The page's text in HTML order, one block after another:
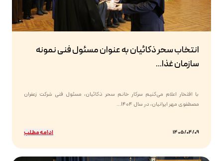
انتخاب سحر ذکائیان به عنوان مسئول فنی نمونه
سازمان غذا...
با افتخار اعلام می‌کنیم سرکار خانم سحر ذکائیان، مسئول فنی شرکت زعفران
مصطفوی مهر ایرانیان، در سال ۱۴۰۴...
1405/04/09 ادامه مطلب